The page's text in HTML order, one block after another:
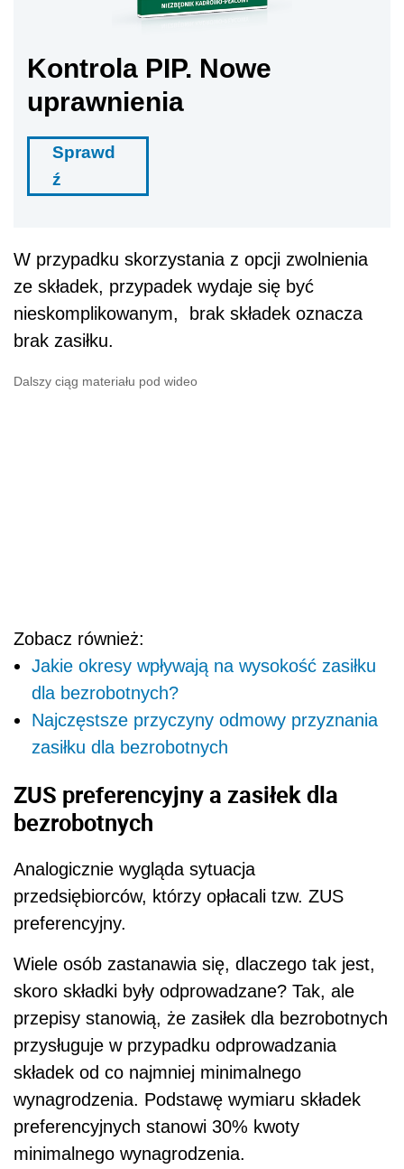
Kontrola PIP. Nowe
uprawnienia
Sprawd
ź
W przypadku skorzystania z opcji zwolnienia
ze składek, przypadek wydaje się być
nieskomplikowanym, brak składek oznacza
brak zasiłku.
Dalszy ciąg materiału pod wideo
Zobacz również:
Jakie okresy wpływają na wysokość zasiłku
dla bezrobotnych?
Najczęstsze przyczyny odmowy przyznania
zasiłku dla bezrobotnych
ZUS preferencyjny a zasiłek dla
bezrobotnych
Analogicznie wygląda sytuacja
przedsiębiorców, którzy opłacali tzw. ZUS
preferencyjny.
Wiele osób zastanawia się, dlaczego tak jest,
skoro składki były odprowadzane? Tak, ale
przepisy stanowią, że zasiłek dla bezrobotnych
przysługuje w przypadku odprowadzania
składek od co najmniej minimalnego
wynagrodzenia. Podstawę wymiaru składek
preferencyjnych stanowi 30% kwoty
minimalnego wynagrodzenia.